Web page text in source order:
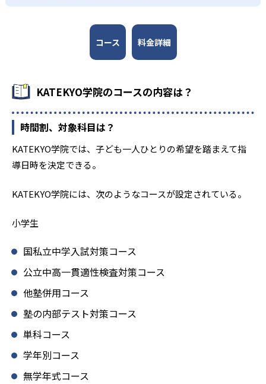
コース 料金詳細
KATEKYO学院のコースの内容は？
時間割、対象科目は？
KATEKYO学院では、子ども一人ひとりの希望を踏まえて指
導日時を決定できる。
KATEKYO学院には、次のようなコースが設定されている。
小学生
国私立中学入試対策コース
公立中高一貫適性検査対策コース
他塾併用コース
塾の内部テスト対策コース
単科コース
学年別コース
無学年式コース